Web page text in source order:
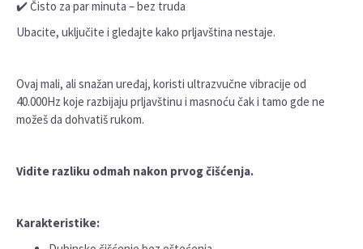
✔️ Čisto za par minuta – bez truda
Ubacite, uključite i gledajte kako prljavština nestaje.
Ovaj mali, ali snažan uređaj, koristi ultrazvučne vibracije od
40.000Hz koje razbijaju prljavštinu i masnoću čak i tamo gde ne
možeš da dohvatiš rukom.
Vidite razliku odmah nakon prvog čišćenja.
Karakteristike: